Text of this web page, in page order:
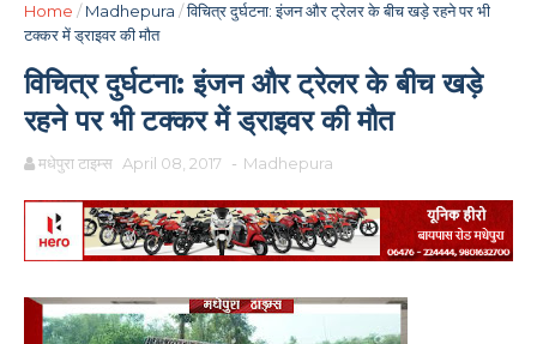
Home / Madhepura /विचित्र दुर्घटना: इंजन और ट्रेलर के बीच खड़े रहने पर भी
टक्कर में ड्राइवर की मौत
विचित्र दुर्घटना: इंजन और ट्रेलर के बीच खड़े
रहने पर भी टक्कर में ड्राइवर की मौत
मधेपुरा टाइम्स April 08, 2017 - Madhepura